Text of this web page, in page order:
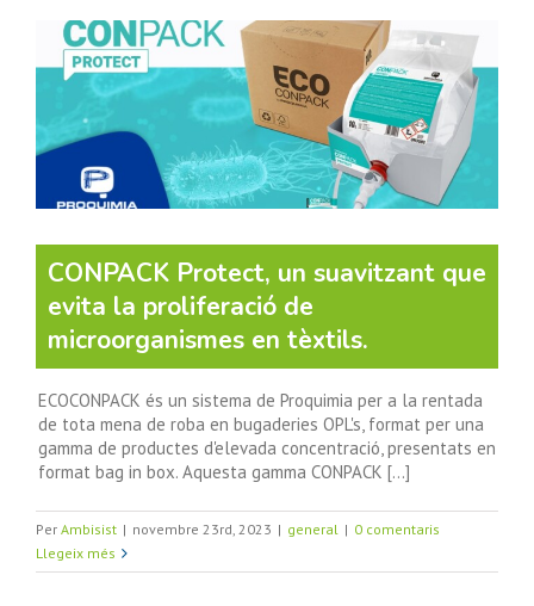
CONPACK Protect, un suavitzant que
evita la proliferació de
microorganismes en tèxtils.
ECOCONPACK és un sistema de Proquimia per a la rentada
de tota mena de roba en bugaderies OPL's, format per una
gamma de productes d'elevada concentració, presentats en
format bag in box. Aquesta gamma CONPACK [...]
Per Ambisist | novembre 23rd, 2023 | general | 0 comentaris
Llegeix més